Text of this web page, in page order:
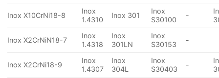
Inox X10CrNi18-8
Inox
1.4310
Inox 301
Inox
S30100
-
Inox X2CrNiN18-7
Inox
1.4318
Inox
301LN
Inox
S30153
-
Inox X2CrNi18-9
Inox
1.4307
Inox
304L
Inox
S30403
-